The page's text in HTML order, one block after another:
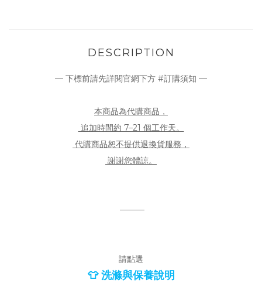
DESCRIPTION
— 下標前請先詳閱官網下方 #訂購須知 —
本商品為代購商品，
追加時間約 7–21 個工作天。
代購商品恕不提供退換貨服務，
謝謝您體諒。
———
請點選
👕 洗滌與保養說明